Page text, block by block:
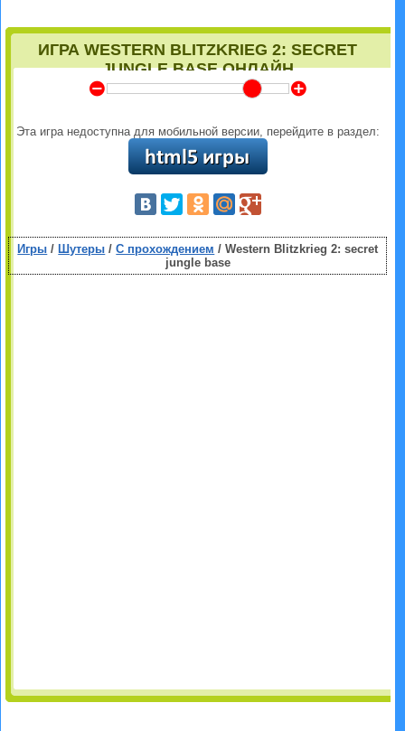
ИГРА WESTERN BLITZKRIEG 2: SECRET
JUNGLE BASE ОНЛАЙН
Y Z
Эта игра недоступна для мобильной версии, перейдите в раздел:
Игры / Шутеры /С прохождением / Western Blitzkrieg 2: secret
jungle base